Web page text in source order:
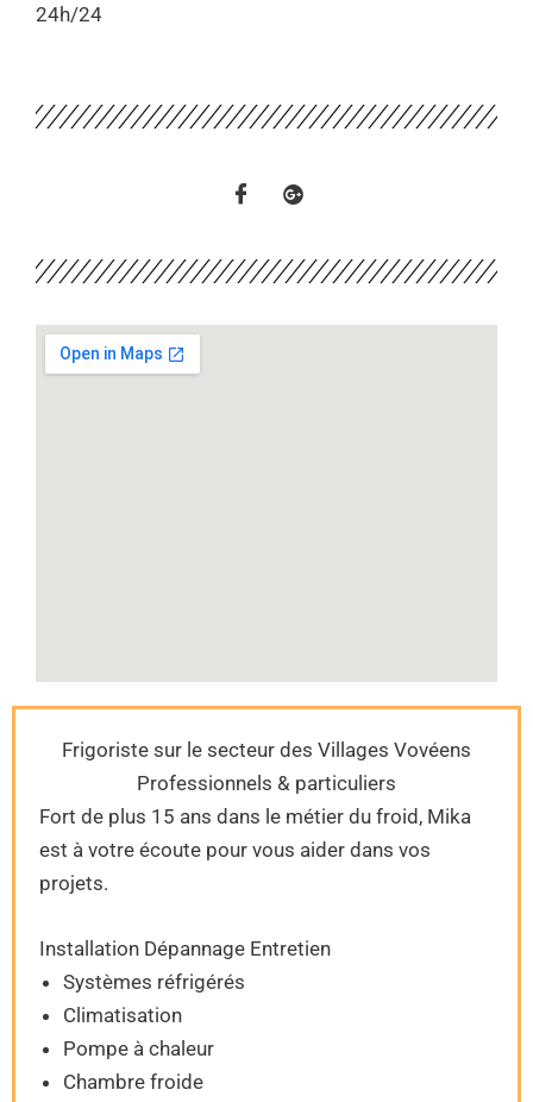
24h/24
Frigoriste sur le secteur des Villages Vovéens
Professionnels & particuliers
Fort de plus 15 ans dans le métier du froid, Mika
est à votre écoute pour vous aider dans vos
projets.
Installation Dépannage Entretien
Systèmes réfrigérés
Climatisation
Pompe à chaleur
Chambre froide